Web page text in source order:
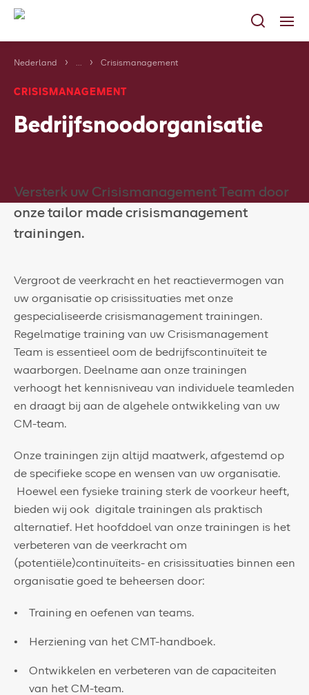
Diensten
Markten
Referenties
Nubrandblussen.nl
FAQ | blogs
Nederland ... Crisismanagement
CRISISMANAGEMENT
Bedrijfsnoodorganisatie
Versterk uw Crisismanagement Team door
onze tailor made crisismanagement
trainingen.
Vergroot de veerkracht en het reactievermogen van
uw organisatie op crisissituaties met onze
gespecialiseerde crisismanagement trainingen.
Regelmatige training van uw Crisismanagement
Team is essentieel oom de bedrijfscontinuïteit te
waarborgen. Deelname aan onze trainingen
verhoogt het kennisniveau van individuele teamleden
en draagt bij aan de algehele ontwikkeling van uw
CM-team.
Onze trainingen zijn altijd maatwerk, afgestemd op
de specifieke scope en wensen van uw organisatie.
Hoewel een fysieke training sterk de voorkeur heeft,
bieden wij ook digitale trainingen als praktisch
alternatief. Het hoofddoel van onze trainingen is het
verbeteren van de veerkracht om
(potentiële)continuïteits- en crisissituaties binnen een
organisatie goed te beheersen door:
Training en oefenen van teams.
Herziening van het CMT-handboek.
Ontwikkelen en verbeteren van de capaciteiten
van het CM-team.